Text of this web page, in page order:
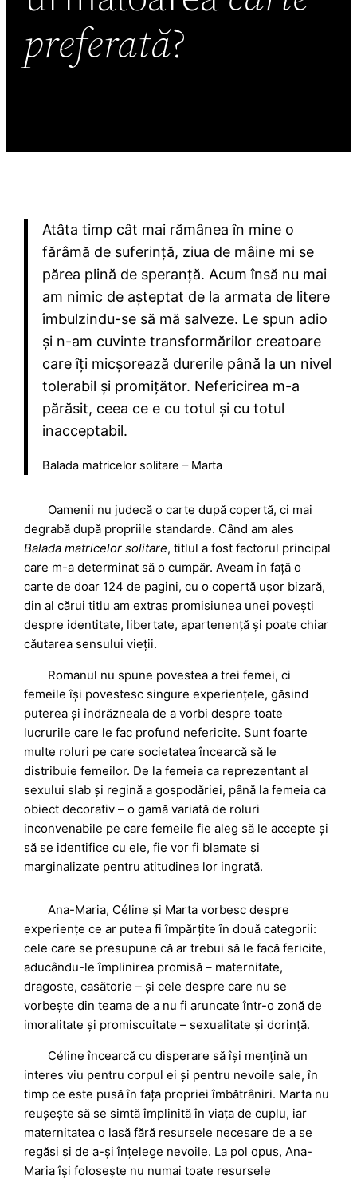
preferată?
Atâta timp cât mai rămânea în mine o
fărâmă de suferință, ziua de mâine mi se
părea plină de speranță. Acum însă nu mai
am nimic de așteptat de la armata de litere
îmbulzindu-se să mă salveze. Le spun adio
și n-am cuvinte transformărilor creatoare
care îți micșorează durerile până la un nivel
tolerabil și promițător. Nefericirea m-a
părăsit, ceea ce e cu totul și cu totul
inacceptabil.
Balada matricelor solitare – Marta
Oamenii nu judecă o carte după copertă, ci mai
degrabă după propriile standarde. Când am ales
Balada matricelor solitare, titlul a fost factorul principal
care m-a determinat să o cumpăr. Aveam în față o
carte de doar 124 de pagini, cu o copertă ușor bizară,
din al cărui titlu am extras promisiunea unei povești
despre identitate, libertate, apartenență și poate chiar
căutarea sensului vieții.
Romanul nu spune povestea a trei femei, ci
femeile își povestesc singure experiențele, găsind
puterea și îndrăzneala de a vorbi despre toate
lucrurile care le fac profund nefericite. Sunt foarte
multe roluri pe care societatea încearcă să le
distribuie femeilor. De la femeia ca reprezentant al
sexului slab și regină a gospodăriei, până la femeia ca
obiect decorativ – o gamă variată de roluri
inconvenabile pe care femeile fie aleg să le accepte și
să se identifice cu ele, fie vor fi blamate și
marginalizate pentru atitudinea lor ingrată.
Ana-Maria, Céline și Marta vorbesc despre
experiențe ce ar putea fi împărțite în două categorii:
cele care se presupune că ar trebui să le facă fericite,
aducându-le împlinirea promisă – maternitate,
dragoste, casătorie – și cele despre care nu se
vorbește din teama de a nu fi aruncate într-o zonă de
imoralitate și promiscuitate – sexualitate și dorință.
Céline încearcă cu disperare să își mențină un
interes viu pentru corpul ei și pentru nevoile sale, în
timp ce este pusă în fața propriei îmbătrâniri. Marta nu
reușește să se simtă împlinită în viața de cuplu, iar
maternitatea o lasă fără resursele necesare de a se
regăsi și de a-și înțelege nevoile. La pol opus, Ana-
Maria își folosește nu numai toate resursele